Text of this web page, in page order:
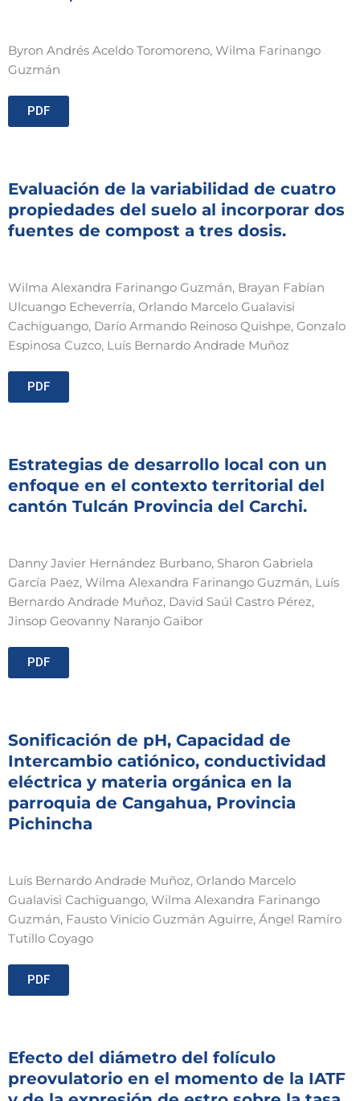
Byron Andrés Aceldo Toromoreno, Wilma Farinango
Guzmán
PDF
Evaluación de la variabilidad de cuatro
propiedades del suelo al incorporar dos
fuentes de compost a tres dosis.
Wilma Alexandra Farinango Guzmán, Brayan Fabían
Ulcuango Echeverría, Orlando Marcelo Gualavisi
Cachiguango, Darío Armando Reinoso Quishpe, Gonzalo
Espinosa Cuzco, Luís Bernardo Andrade Muñoz
PDF
Estrategias de desarrollo local con un
enfoque en el contexto territorial del
cantón Tulcán Provincia del Carchi.
Danny Javier Hernández Burbano, Sharon Gabriela
García Paez, Wilma Alexandra Farinango Guzmán, Luís
Bernardo Andrade Muñoz, David Saúl Castro Pérez,
Jinsop Geovanny Naranjo Gaibor
PDF
Sonificación de pH, Capacidad de
Intercambio catiónico, conductividad
eléctrica y materia orgánica en la
parroquia de Cangahua, Provincia
Pichincha
Luís Bernardo Andrade Muñoz, Orlando Marcelo
Gualavisi Cachiguango, Wilma Alexandra Farinango
Guzmán, Fausto Vinicio Guzmán Aguirre, Ángel Ramíro
Tutillo Coyago
PDF
Efecto del diámetro del folículo
preovulatorio en el momento de la IATF